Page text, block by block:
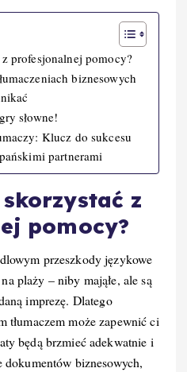
profesjonalnej pomocy?
biznesowych
słowne!
Klucz do sukcesu
partnerami
z
pomocy?
przeszkody językowe
plaży – niby mająłe, ale są
imprezę. Dlatego
tłumaczem może zapewnić ci
będą brzmieć adekwatnie i
dokumentów biznesowych,